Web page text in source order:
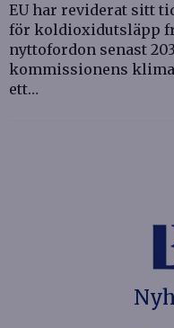
EU har reviderat sitt
för koldioxidutsläpp
nyttofordon senast
kommissionens
ett…